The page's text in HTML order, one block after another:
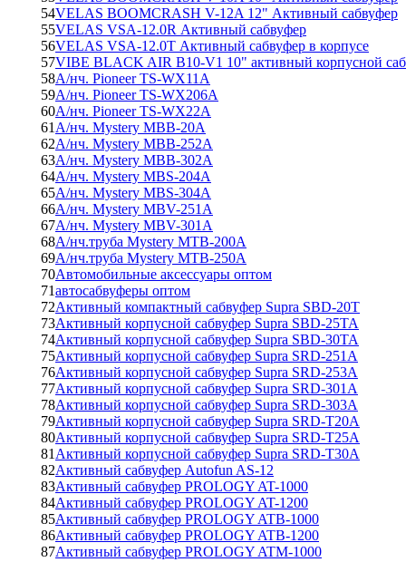
54VELAS BOOMCRASH V-12A 12" Активный сабвуфер
55VELAS VSA-12.0R Активный сабвуфер
56VELAS VSA-12.0T Активный сабвуфер в корпусе
57VIBE BLACK AIR B10-V1 10" активный корпусной
58А/нч. Pioneer TS-WX11A
59А/нч. Pioneer TS-WX206A
60А/нч. Pioneer TS-WX22A
61 А/нч. Mystery MBB-20A
62А/нч. Mystery MBB-252A
63А/нч. Mystery MBB-302A
64А/нч. Mystery MBS-204A
65А/нч. Mystery MBS-304A
66А/нч. Mystery MBV-251A
67А/нч. Mystery MBV-301A
68А/нч.труба Mystery MTB-200A
69А/нч.труба Mystery MTB-250A
70Автомобильные аксессуары оптом
71автосабвуферы оптом
72Активный компактный сабвуфер Supra SBD-20T
73Активный корпусной сабвуфер Supra SBD-25TA
74Активный корпусной сабвуфер Supra SBD-30TA
75Активный корпусной сабвуфер Supra SRD-251A
76Активный корпусной сабвуфер Supra SRD-253A
77Активный корпусной сабвуфер Supra SRD-301A
78Активный корпусной сабвуфер Supra SRD-303A
79Активный корпусной сабвуфер Supra SRD-T20A
80Активный корпусной сабвуфер Supra SRD-T25A
81 Активный корпусной сабвуфер Supra SRD-T30A
82Активный сабвуфер Autofun AS-12
83Активный сабвуфер PROLOGY AT-1000
84Активный сабвуфер PROLOGY AT-1200
85Активный сабвуфер PROLOGY ATB-1000
86Активный сабвуфер PROLOGY ATB-1200
87Активный сабвуфер PROLOGY ATM-1000